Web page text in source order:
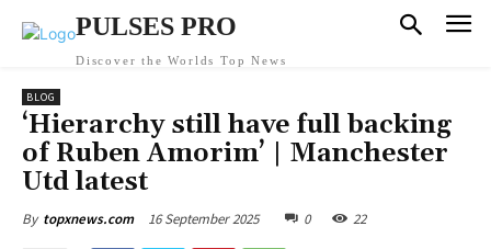
PULSES PRO
Discover the Worlds Top News
BLOG
‘Hierarchy still have full backing
of Ruben Amorim’ | Manchester
Utd latest
By topxnews.com 16 September 2025 0 22